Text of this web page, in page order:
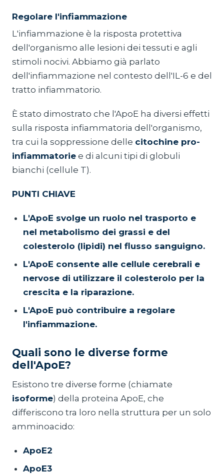
Regolare l'infiammazione
L'infiammazione è la risposta protettiva
dell'organismo alle lesioni dei tessuti e agli
stimoli nocivi. Abbiamo già parlato
dell'infiammazione nel contesto dell'IL-6 e del
tratto infiammatorio.
È stato dimostrato che l'ApoE ha diversi effetti
sulla risposta infiammatoria dell'organismo,
tra cui la soppressione delle citochine pro-
infiammatorie e di alcuni tipi di globuli
bianchi (cellule T).
PUNTI CHIAVE
L'ApoE svolge un ruolo nel trasporto e
nel metabolismo dei grassi e del
colesterolo (lipidi) nel flusso sanguigno.
L'ApoE consente alle cellule cerebrali e
nervose di utilizzare il colesterolo per la
crescita e la riparazione.
L'ApoE può contribuire a regolare
l'infiammazione.
Quali sono le diverse forme
dell'ApoE?
Esistono tre diverse forme (chiamate
isoforme) della proteina ApoE, che
differiscono tra loro nella struttura per un solo
amminoacido:
ApoE2
ApoE3